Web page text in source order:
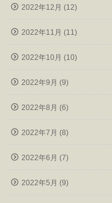
2022年12月 (12)
2022年11月 (11)
2022年10月 (10)
2022年9月 (9)
2022年8月 (6)
2022年7月 (8)
2022年6月 (7)
2022年5月 (9)